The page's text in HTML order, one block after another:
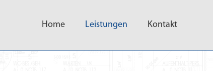
Home Leistungen Kontakt